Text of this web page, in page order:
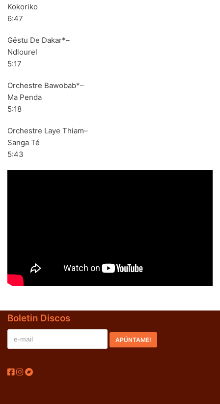
Kokoriko
6:47
Gëstu De Dakar*–
Ndlourel
5:17
Orchestre Bawobab*–
Ma Penda
5:18
Orchestre Laye Thiam–
Sanga Té
5:43
Boletin Discos